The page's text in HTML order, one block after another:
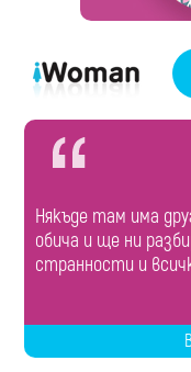
Някъде там има
обича и ще ни
странности и